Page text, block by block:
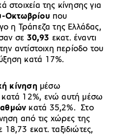
της κίνησης για
Οκτωβρίου που
η Τράπεζα της Ελλάδας,
σε 30,93 εκατ. έναντι
αντίστοιχη περίοδο του
κατά 17%.
κίνηση μέσω
12%, ενώ αυτή μέσω
κατά 35,2%. Στο
από τις χώρες της
εκατ. ταξιδιώτες,